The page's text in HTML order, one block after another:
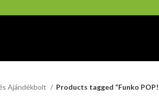
Ajándékbolt Products tagged “Funko